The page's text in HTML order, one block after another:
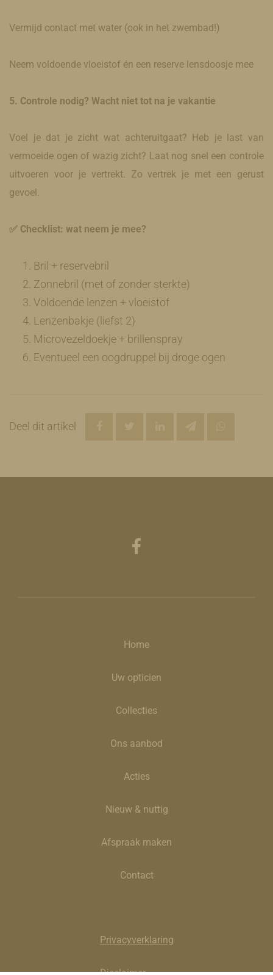
Vermijd contact met water (ook in het zwembad!)
Neem voldoende vloeistof én een reserve lensdoosje mee
5. Controle nodig? Wacht niet tot na je vakantie
Voel je dat je zicht wat achteruitgaat? Heb je last van
vermoeide ogen of wazig zicht? Laat nog snel een controle
uitvoeren voor je vertrekt. Zo vertrek je met een gerust
gevoel.
✅ Checklist: wat neem je mee?
Bril + reservebril
Zonnebril (met of zonder sterkte)
Voldoende lenzen + vloeistof
Lenzenbakje (liefst 2)
Microvezeldoekje + brillenspray
Eventueel een oogdruppel bij droge ogen
Deel dit artikel
Home
Uw opticien
Collecties
Ons aanbod
Acties
Nieuw & nuttig
Afspraak maken
Contact
Privacyverklaring